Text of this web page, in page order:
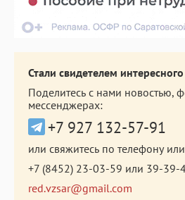
Стали свидетелем
Поделитесь с нами новостью,
мессенджерах:
+7 927 132-57-91
или свяжитесь по телефону
+7 (8452) 23-03-59 или 39-39-
red.vzsar@gmail.com